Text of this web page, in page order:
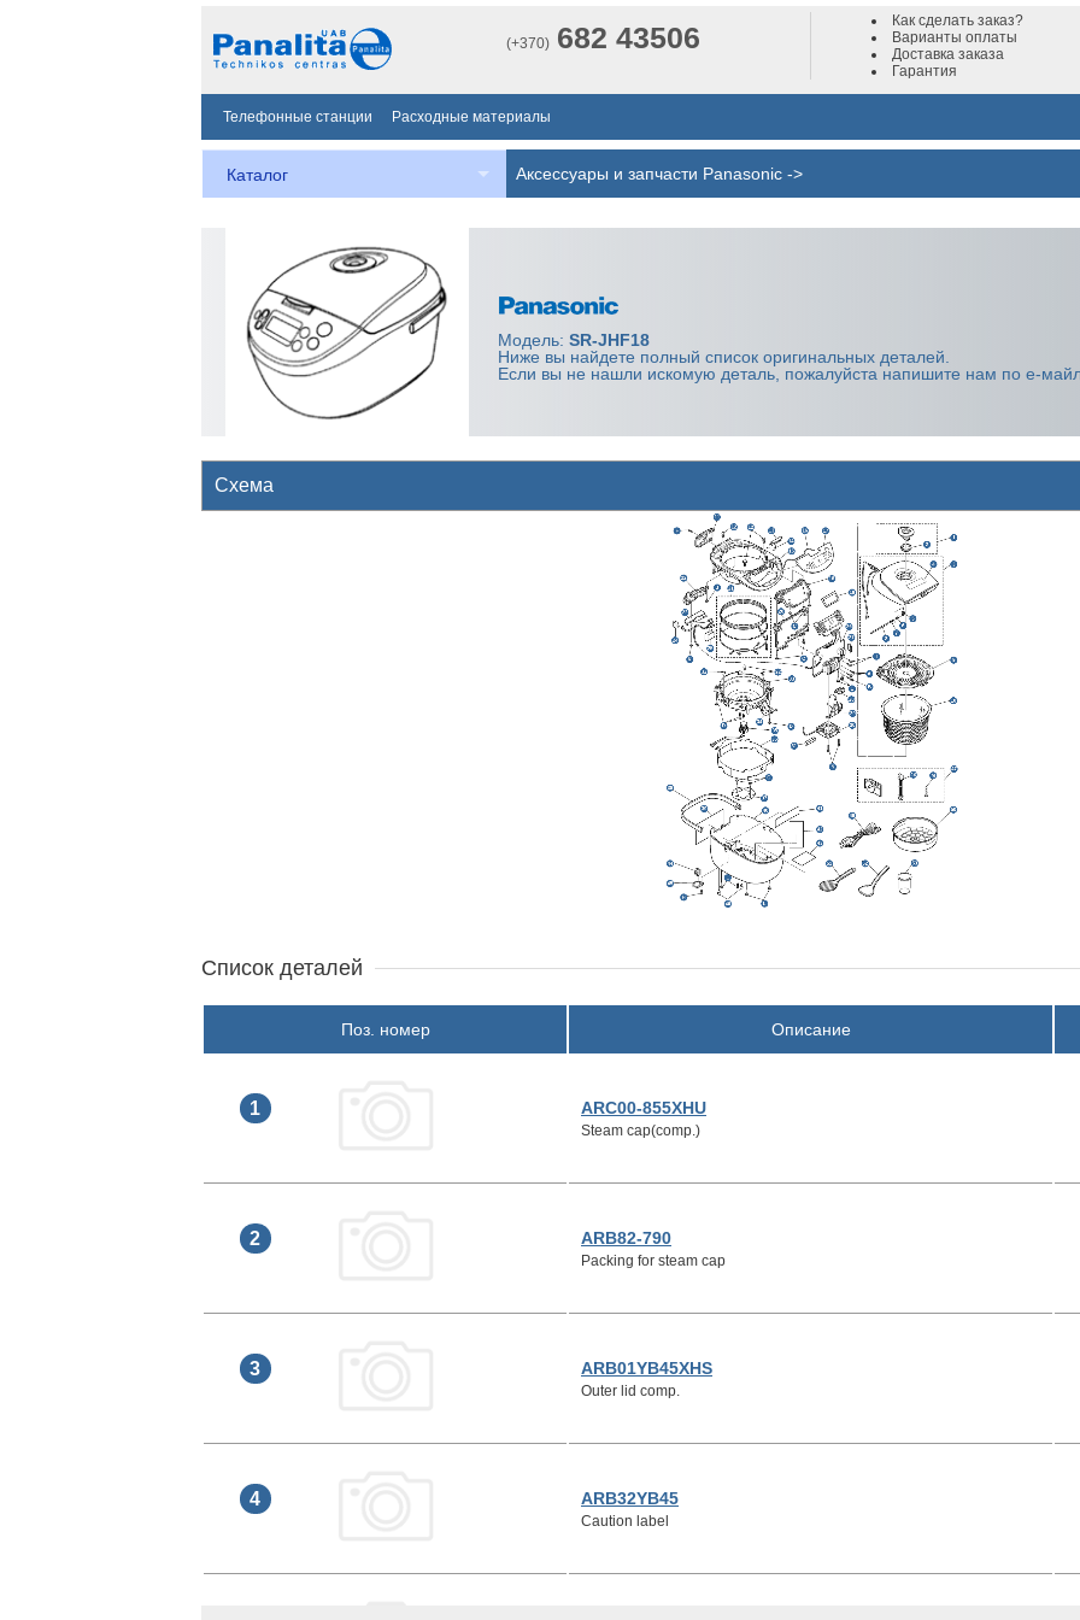
(+370) 682 43506
Как сделать заказ?
Варианты оплаты
Доставка заказа
Гарантия
Телефонные станции Расходные материалы
Каталог Аксессуары и запчасти Panasonic->
Модель:SR-JHF18
Ниже вы найдете полный список оригинальных деталей.
Если вы не нашли искомую деталь, пожалуйста напишите нам по е-
Схема
Список деталей
Поз. номер Описание
1 ARC00-855XHU
Steam cap(comp.)
2 ARB82-790
Packing for steam cap
3 ARB01YB45XHS
Outer lid comp.
4 ARB32YB45
Caution label